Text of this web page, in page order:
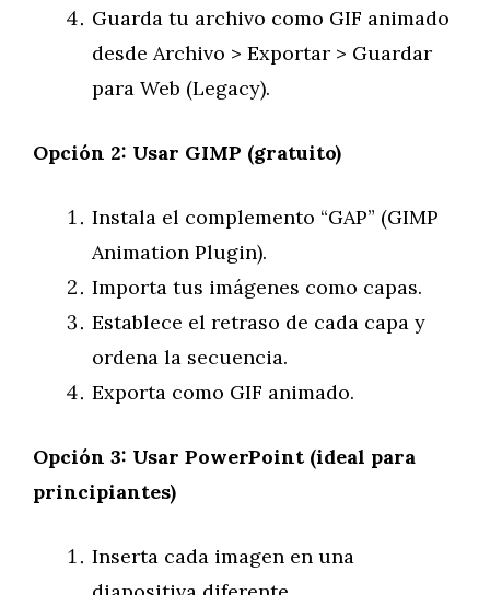
Guarda tu archivo como GIF animado
desde Archivo > Exportar > Guardar
para Web (Legacy).
Opción 2: Usar GIMP (gratuito)
Instala el complemento “GAP” (GIMP
Animation Plugin).
Importa tus imágenes como capas.
Establece el retraso de cada capa y
ordena la secuencia.
Exporta como GIF animado.
Opción 3: Usar PowerPoint (ideal para
principiantes)
Inserta cada imagen en una